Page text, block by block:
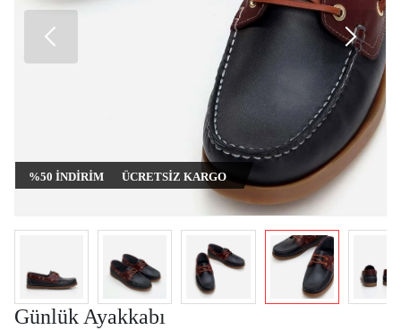
%50 İNDIRIM ÜCRETSIZ KARGO
Günlük Ayakkabı